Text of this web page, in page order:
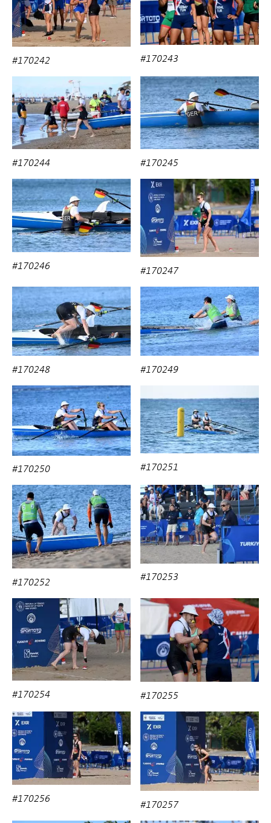
#170242 #170243
#170244 #170245
#170246 #170247
#170248 #170249
#170250 #170251
#170252 #170253
#170254 #170255
#170256 #170257